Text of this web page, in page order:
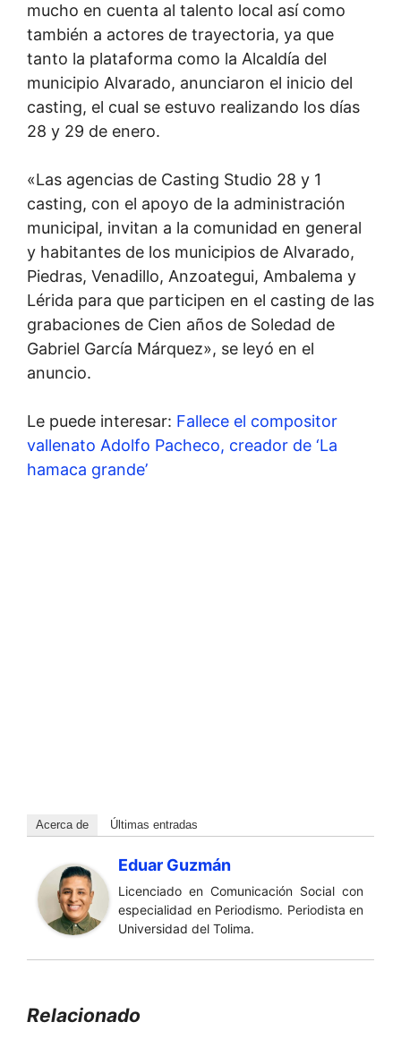
mucho en cuenta al talento local así como
también a actores de trayectoria, ya que
tanto la plataforma como la Alcaldía del
municipio Alvarado, anunciaron el inicio del
casting, el cual se estuvo realizando los días
28 y 29 de enero.
«Las agencias de Casting Studio 28 y 1
casting, con el apoyo de la administración
municipal, invitan a la comunidad en general
y habitantes de los municipios de Alvarado,
Piedras, Venadillo, Anzoategui, Ambalema y
Lérida para que participen en el casting de las
grabaciones de Cien años de Soledad de
Gabriel García Márquez», se leyó en el
anuncio.
Le puede interesar: Fallece el compositor
vallenato Adolfo Pacheco, creador de ‘La
hamaca grande’
Acerca de Últimas entradas
Eduar Guzmán
Licenciado en Comunicación Social con
especialidad en Periodismo. Periodista en
Universidad del Tolima.
Relacionado